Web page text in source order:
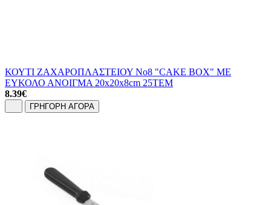
ΚΟΥΤΙ ΖΑΧΑΡΟΠΛΑΣΤΕΙΟΥ No8 "CAKE BOX" ΜΕ
ΕΥΚΟΛΟ ΑΝΟΙΓΜΑ 20x20x8cm 25ΤΕΜ
8.39€
ΓΡΗΓΟΡΗ ΑΓΟΡΑ